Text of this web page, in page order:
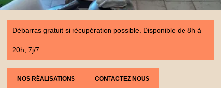
Débarras gratuit si récupération possible. Disponible de 8h à
20h, 7j/7.
NOS RÉALISATIONS CONTACTEZ NOUS